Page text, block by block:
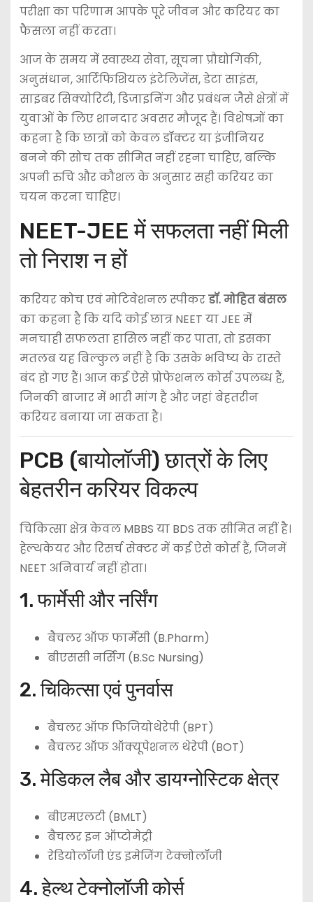
परीक्षा का परिणाम आपके पूरे जीवन और करियर का
फैसला नहीं करता।
आज के समय में स्वास्थ्य सेवा, सूचना प्रौद्योगिकी,
अनुसंधान, आर्टिफिशियल इंटेलिजेंस, डेटा साइंस,
साइबर सिक्योरिटी, डिजाइनिंग और प्रबंधन जैसे क्षेत्रों में
युवाओं के लिए शानदार अवसर मौजूद हैं। विशेषज्ञों का
कहना है कि छात्रों को केवल डॉक्टर या इंजीनियर
बनने की सोच तक सीमित नहीं रहना चाहिए, बल्कि
अपनी रुचि और कौशल के अनुसार सही करियर का
चयन करना चाहिए।
NEET-JEE में सफलता नहीं मिली
तो निराश न हों
करियर कोच एवं मोटिवेशनल स्पीकरडॉ. मोहित बंसल
का कहना है कि यदि कोई छात्र NEET या JEE में
मनचाही सफलता हासिल नहीं कर पाता, तो इसका
मतलब यह बिल्कुल नहीं है कि उसके भविष्य के रास्ते
बंद हो गए हैं। आज कई ऐसे प्रोफेशनल कोर्स उपलब्ध हैं,
जिनकी बाजार में भारी मांग है और जहां बेहतरीन
करियर बनाया जा सकता है।
PCB (बायोलॉजी) छात्रों के लिए
बेहतरीन करियर विकल्प
चिकित्सा क्षेत्र केवल MBBS या BDS तक सीमित नहीं है।
हेल्थकेयर और रिसर्च सेक्टर में कई ऐसे कोर्स हैं, जिनमें
NEET अनिवार्य नहीं होता।
1. फार्मेसी और नर्सिंग
बैचलर ऑफ फार्मेसी (B.Pharm)
बीएससी नर्सिंग (B.Sc Nursing)
2. चिकित्सा एवं पुनर्वास
बैचलर ऑफ फिजियोथेरेपी (BPT)
बैचलर ऑफ ऑक्यूपेशनल थेरेपी (BOT)
3. मेडिकल लैब और डायग्नोस्टिक क्षेत्र
बीएमएलटी (BMLT)
बैचलर इन ऑप्टोमेट्री
रेडियोलॉजी एंड इमेजिंग टेक्नोलॉजी
4. हेल्थ टेक्नोलॉजी कोर्स